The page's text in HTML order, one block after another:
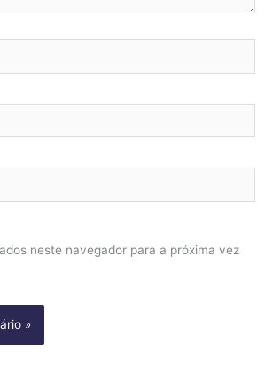
neste navegador para a próxima vez